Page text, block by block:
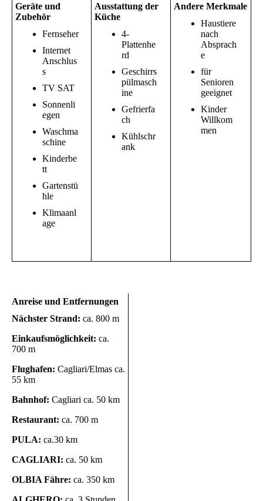
Geräte und
Zubehör
Fernseher
Internet
Anschlus
s
TV SAT
Sonnenli
egen
Waschma
schine
Kinderbe
tt
Gartenstü
hle
Klimaanl
age
Ausstattung der
Küche
4-
Plattenhe
rd
Geschirrs
pülmasch
ine
Gefrierfa
ch
Kühlschr
ank
Andere Merkmale
Haustiere
nach
Absprach
e
für
Senioren
geeignet
Kinder
Willkom
men
Anreise und Entfernungen
Nächster Strand: ca. 800 m
Einkaufsmöglichkeit: ca.
700 m
Flughafen: Cagliari/Elmas ca.
55 km
Bahnhof: Cagliari ca. 50 km
Restaurant: ca. 700 m
PULA: ca.30 km
CAGLIARI: ca. 50 km
OLBIA Fähre: ca. 350 km